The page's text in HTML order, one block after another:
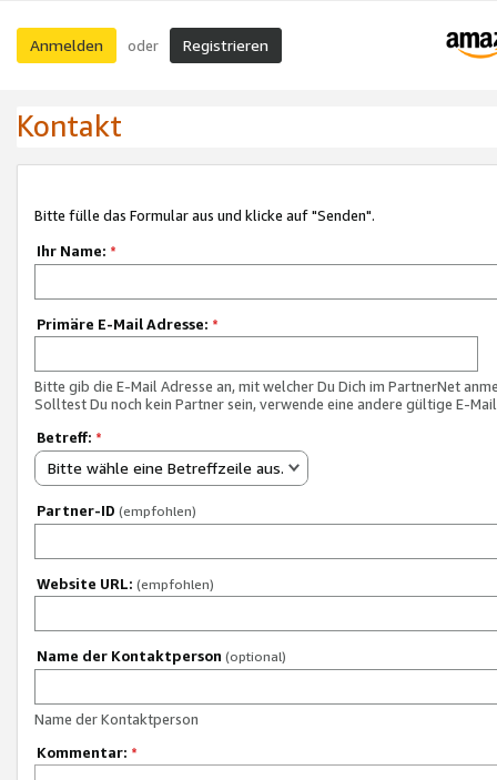
Anmelden oder Registrieren
Kontakt
Bitte fülle das Formular aus und klicke auf "Senden".
Ihr Name: *
Primäre E-Mail Adresse: *
Bitte gib die E-Mail Adresse an, mit welcher Du Dich im PartnerNet
Solltest Du noch kein Partner sein, verwende eine andere gültige E-
Betreff: *
Bitte wähle eine Betreffzeile aus.
Partner-ID (empfohlen)
Website URL: (empfohlen)
Name der Kontaktperson (optional)
Name der Kontaktperson
Kommentar: *